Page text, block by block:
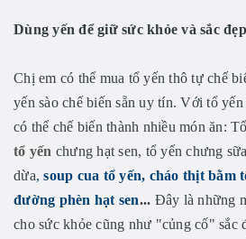
Dùng yến để giữ sức khỏe và sắc đẹp
Chị em có thể mua tổ yến thô tự chế
yến sào chế biến sẵn uy tín. Với tổ
có thể chế biến thành nhiều món ăn:
tổ yến chưng hạt sen, tổ yến chưng
dừa,soup cua tổ yến, cháo thịt bằm
đường phèn hạt sen... Đây là những
cho sức khỏe cũng như "củng cố" sắc